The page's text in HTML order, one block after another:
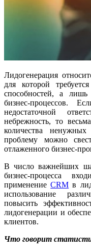
Лидогенерация
для которой
способностей, а
бизнес-процессов.
недостаточной
небрежность, то
количества
проблему можно
отлаженного бизнес-
В число важнейших
бизнес-процесса
применениеCRM в
использование
повысить
лидогенерации и
клиентов.
Что говорит